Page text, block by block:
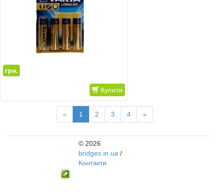
грн.
Купити
« 1 2 3 4 »
© 2026
bridges.in.ua /
Контакти